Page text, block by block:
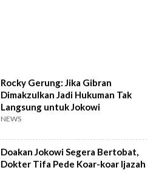
Rocky Gerung: Jika Gibran
Dimakzulkan Jadi Hukuman Tak
Langsung untuk Jokowi
NEWS
Doakan Jokowi Segera Bertobat,
Dokter Tifa Pede Koar-koar Ijazah